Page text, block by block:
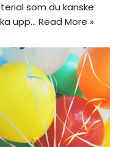
som du kanske
upp… Read More »